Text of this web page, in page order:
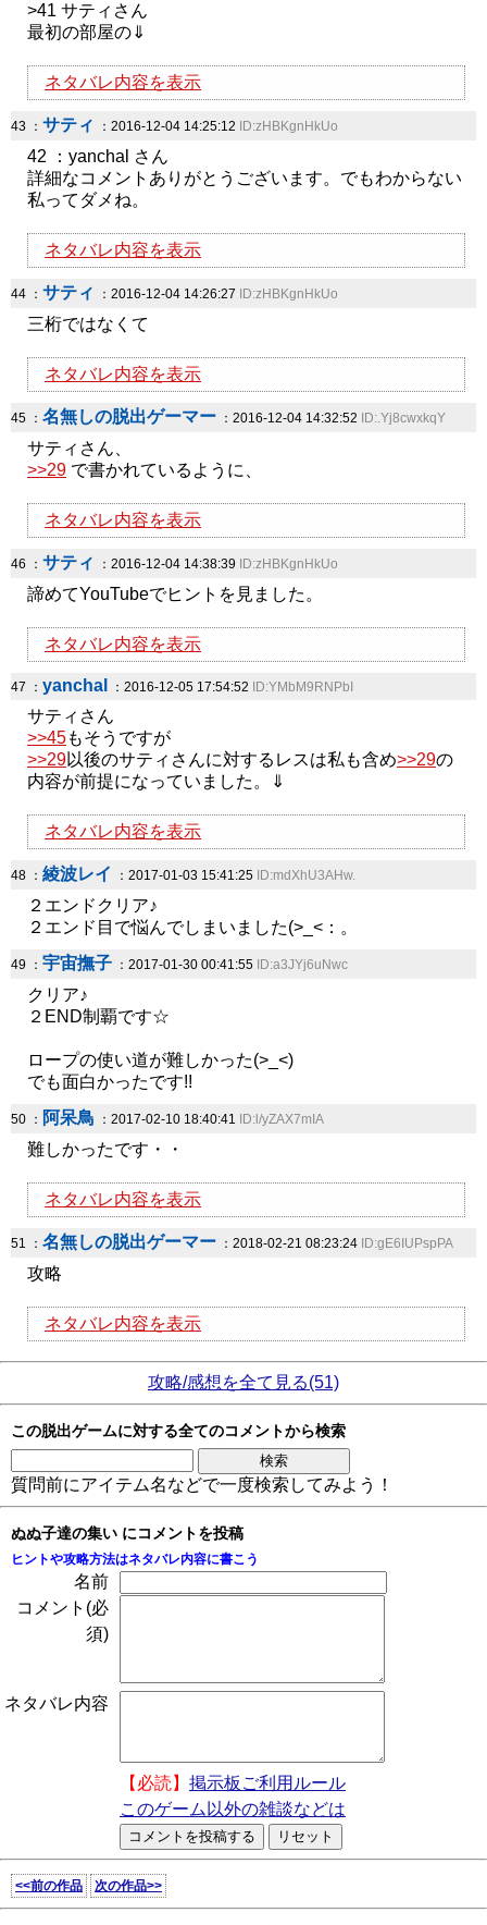
>41 サティさん
最初の部屋の⇓
ネタバレ内容を表示
43 ： サティ ：2016-12-04 14:25:12 ID:zHBKgnHkUo
42 ：yanchal さん
詳細なコメントありがとうございます。でもわからない
私ってダメね。
ネタバレ内容を表示
44 ： サティ ：2016-12-04 14:26:27 ID:zHBKgnHkUo
三桁ではなくて
ネタバレ内容を表示
45 ： 名無しの脱出ゲーマー ：2016-12-04 14:32:52 ID:.Yj8cwxkqY
サティさん、
>>29 で書かれているように、
ネタバレ内容を表示
46 ： サティ ：2016-12-04 14:38:39 ID:zHBKgnHkUo
諦めてYouTubeでヒントを見ました。
ネタバレ内容を表示
47 ： yanchal ：2016-12-05 17:54:52 ID:YMbM9RNPbI
サティさん
>>45もそうですが
>>29以後のサティさんに対するレスは私も含め>>29の
内容が前提になっていました。⇓
ネタバレ内容を表示
48 ： 綾波レイ ：2017-01-03 15:41:25 ID:mdXhU3AHw.
２エンドクリア♪
２エンド目で悩んでしまいました(>_<：。
49 ： 宇宙撫子 ：2017-01-30 00:41:55 ID:a3JYj6uNwc
クリア♪
２END制覇です☆
ロープの使い道が難しかった(>_<)
でも面白かったです!!
50 ： 阿呆鳥 ：2017-02-10 18:40:41 ID:l/yZAX7mIA
難しかったです・・
ネタバレ内容を表示
51 ： 名無しの脱出ゲーマー ：2018-02-21 08:23:24 ID:gE6IUPspPA
攻略
ネタバレ内容を表示
攻略/感想を全て見る(51)
この脱出ゲームに対する全てのコメントから検索
質問前にアイテム名などで一度検索してみよう！
ぬぬ子達の集い にコメントを投稿
ヒントや攻略方法はネタバレ内容に書こう
名前
コメント(必
須)
ネタバレ内容
【必読】 掲示板ご利用ルール
このゲーム以外の雑談などは
<<前の作品 次の作品>>